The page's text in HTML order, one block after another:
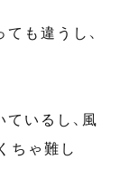
も違うし、
いるし、風
ちゃ難し